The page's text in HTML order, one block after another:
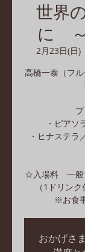
世界
に ～
2月23日(日)
高橋一泰（フ
・ピアソ
・ヒナステラ
☆入場料 一般
（1ドリン
※お食
おかげさ